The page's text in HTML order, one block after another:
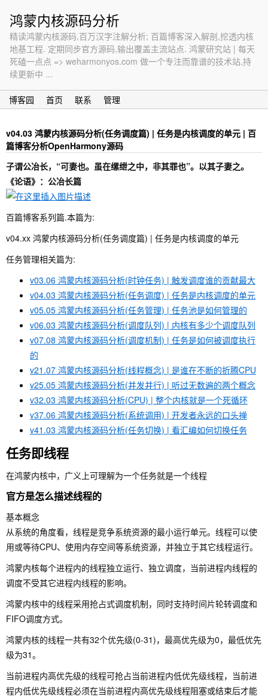
鸿蒙内核源码分析
精读鸿蒙内核源码,百万汉字注解分析; 百篇博客深入解剖,挖透内核
地基工程. 定期同步官方源码,输出覆盖主流站点. 鸿蒙研究站 | 每天
死磕一点点 => weharmonyos.com 做一个专注而靠谱的技术站,持
续更新中 ...
博客园 首页 联系 管理
v04.03 鸿蒙内核源码分析(任务调度篇) | 任务是内核调度的单元 | 百
篇博客分析OpenHarmony源码
子谓公冶长，“可妻也。虽在缧绁之中，非其罪也”。以其子妻之。
《论语》：公冶长篇
百篇博客系列篇.本篇为:
v04.xx 鸿蒙内核源码分析(任务调度篇) | 任务是内核调度的单元
任务管理相关篇为:
v03.06 鸿蒙内核源码分析(时钟任务) | 触发调度谁的贡献最大
v04.03 鸿蒙内核源码分析(任务调度) | 任务是内核调度的单元
v05.05 鸿蒙内核源码分析(任务管理) | 任务池是如何管理的
v06.03 鸿蒙内核源码分析(调度队列) | 内核有多少个调度队列
v07.08 鸿蒙内核源码分析(调度机制) | 任务是如何被调度执行
的
v21.07 鸿蒙内核源码分析(线程概念) | 是谁在不断的折腾CPU
v25.05 鸿蒙内核源码分析(并发并行) | 听过无数遍的两个概念
v32.03 鸿蒙内核源码分析(CPU) | 整个内核就是一个死循环
v37.06 鸿蒙内核源码分析(系统调用) | 开发者永远的口头禅
v41.03 鸿蒙内核源码分析(任务切换) | 看汇编如何切换任务
任务即线程
在鸿蒙内核中，广义上可理解为一个任务就是一个线程
官方是怎么描述线程的
基本概念
从系统的角度看，线程是竞争系统资源的最小运行单元。线程可以使
用或等待CPU、使用内存空间等系统资源，并独立于其它线程运行。
鸿蒙内核每个进程内的线程独立运行、独立调度，当前进程内线程的
调度不受其它进程内线程的影响。
鸿蒙内核中的线程采用抢占式调度机制，同时支持时间片轮转调度和
FIFO调度方式。
鸿蒙内核的线程一共有32个优先级(0-31)，最高优先级为0，最低优先
级为31。
当前进程内高优先级的线程可抢占当前进程内低优先级线程，当前进
程内低优先级线程必须在当前进程内高优先级线程阻塞或结束后才能